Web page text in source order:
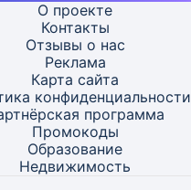
О проекте
Контакты
Отзывы о нас
Реклама
Карта сайта
конфиденциальности
программа
Промокоды
Образование
Недвижимость